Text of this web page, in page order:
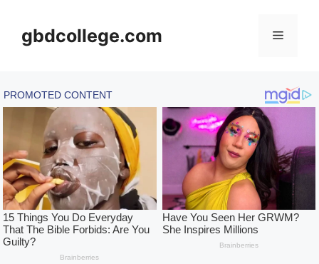
contentgbdcollege.com Menu